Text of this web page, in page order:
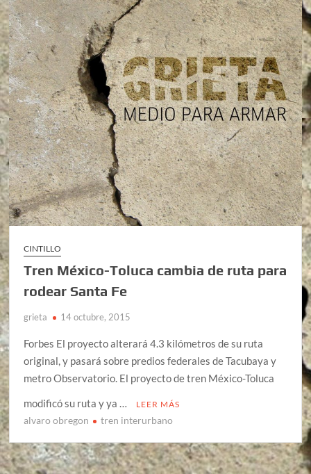
CINTILLO
Tren México-Toluca cambia de ruta para
rodear Santa Fe
grieta 14 octubre, 2015
Forbes El proyecto alterará 4.3 kilómetros de su ruta
original, y pasará sobre predios federales de Tacubaya y
metro Observatorio. El proyecto de tren México-Toluca
modificó su ruta y ya …
LEER MÁS
alvaro obregon tren interurbano